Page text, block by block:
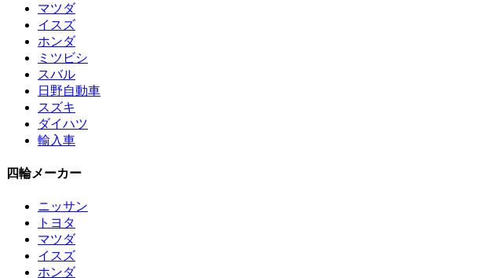
マツダ
イスズ
ホンダ
ミツビシ
スバル
日野自動車
スズキ
ダイハツ
輸入車
四輪メーカー
ニッサン
トヨタ
マツダ
イスズ
ホンダ